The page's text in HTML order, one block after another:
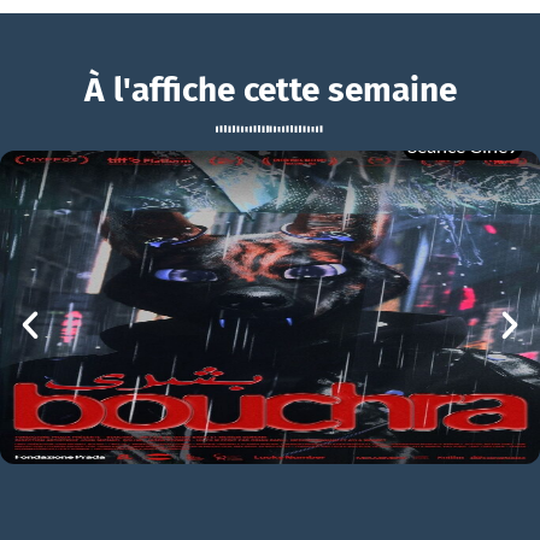
Cocorico
Cocorico Bande-annonce VF
À l'affiche cette semaine
BOUCHRA
mer 05/08
21h00